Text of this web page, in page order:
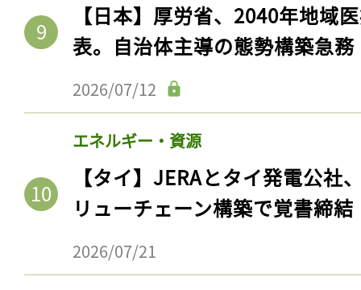
【日本】厚労省、2040年地域
表。自治体主導の態勢構築急務
2026/07/12
エネルギー・資源
【タイ】JERAとタイ発電公社
リューチェーン構築で覚書締結
2026/07/21